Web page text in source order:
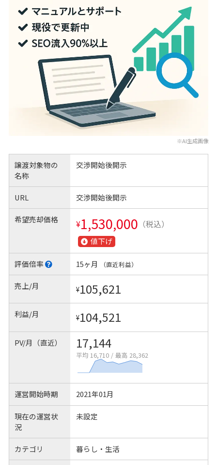
※AI生成画像
譲渡対象物の
名称
交渉開始後開示
URL 交渉開始後開示
希望売却価格 ¥1,530,000 （税込）
値下げ
評価倍率 15ヶ月 （直近利益）
売上/月 ¥105,621
利益/月 ¥104,521
PV/月（直近） 17,144
平均 16,710 / 最高 28,362
運営開始時期 2021年01月
現在の運営状
況
未設定
カテゴリ 暮らし・生活